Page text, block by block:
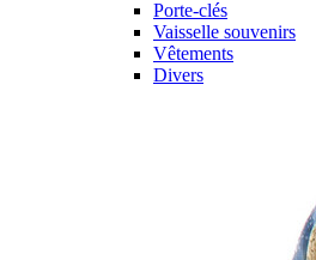
Porte-clés
Vaisselle souvenirs
Vêtements
Divers